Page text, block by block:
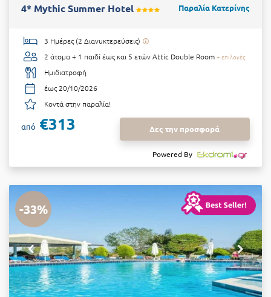
4* Mythic Summer Hotel Παραλία Κατερίνης
3 Ημέρες (2 Διανυκτερεύσεις)
2 άτομα + 1 παιδί έως και 5 ετώνAttic Double Room + επιλογές
Ημιδιατροφή
έως 20/10/2026
Κοντά στην παραλία!
από €313 Δες την προσφορά
Powered By
-33%